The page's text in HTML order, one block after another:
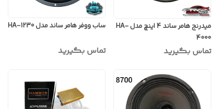
میدرنج هامر ساند 4 اینچ مدل HA-
4000
تماس بگیرید
ساب ووفر هامر ساند مدل HA-1230
تماس بگیرید